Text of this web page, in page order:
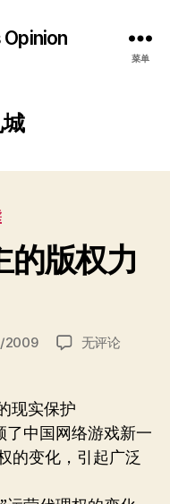
菜单
的版权力
2009
“魔
主
的
权
无评论
现实保护
中国网络游戏新一
的变化，引起广泛